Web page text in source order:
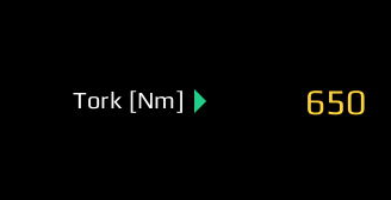
Tork [Nm] 650